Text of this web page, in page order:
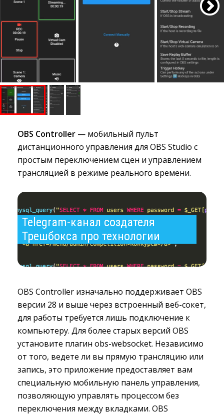
OBS Controller — мобильный пульт
дистанционного управления для OBS Studio с
простым переключением сцен и управлением
трансляцией в режиме реального времени.
Telegram-канал создателя
Трешбокса про технологии
OBS Controller изначально поддерживает OBS
версии 28 и выше через встроенный веб-сокет,
для работы требуется лишь подключение к
компьютеру. Для более старых версий OBS
установите плагин obs-websocket. Независимо
от того, ведете ли вы прямую трансляцию или
запись, это приложение предоставляет вам
специальную мобильную панель управления,
позволяющую управлять процессом без
переключения между вкладками. OBS